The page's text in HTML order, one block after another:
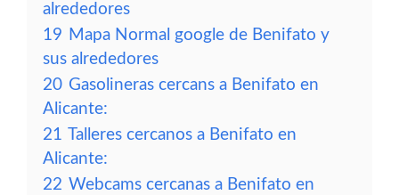
alrededores
19 Mapa Normal google de Benifato y
sus alrededores
20 Gasolineras cercans a Benifato en
Alicante:
21 Talleres cercanos a Benifato en
Alicante:
22 Webcams cercanas a Benifato en